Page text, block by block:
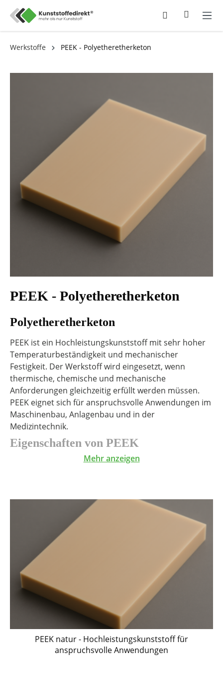
Werkstoffe PEEK - Polyetheretherketon
PEEK - Polyetheretherketon
Polyetheretherketon
PEEK ist ein Hochleistungskunststoff mit sehr hoher
Temperaturbeständigkeit und mechanischer
Festigkeit. Der Werkstoff wird eingesetzt, wenn
thermische, chemische und mechanische
Anforderungen gleichzeitig erfüllt werden müssen.
PEEK eignet sich für anspruchsvolle Anwendungen im
Maschinenbau, Anlagenbau und in der
Medizintechnik.
Eigenschaften von PEEK
Sehr hohe Temperaturbeständigkeit
Sehr gute Chemikalienbeständigkeit
Gute Verschleißfestigkeit
Geringe Feuchtigkeitsaufnahme
Typische Anwendungen
Hochbelastete Maschinenelemente
Bauteile mit Temperaturbeanspruchung
Präzisionskomponenten
Medizintechnische Bauteile
Metallersatz in technischen Konstruktionen
Mehr anzeigen
PEEK natur - Hochleistungskunststoff für
anspruchsvolle Anwendungen